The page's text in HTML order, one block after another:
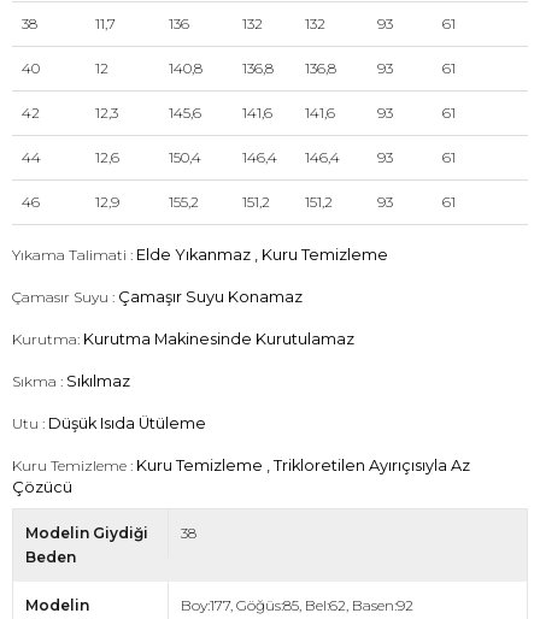
38 11,7 136 132 132 93 61
40 12 140,8 136,8 136,8 93 61
42 12,3 145,6 141,6 141,6 93 61
44 12,6 150,4 146,4 146,4 93 61
46 12,9 155,2 151,2 151,2 93 61
Yıkama Talimati : Elde Yıkanmaz , Kuru Temizleme
Çamasır Suyu : Çamaşır Suyu Konamaz
Kurutma: Kurutma Makinesinde Kurutulamaz
Sıkma : Sıkılmaz
Utu : Düşük Isıda Ütüleme
Kuru Temizleme : Kuru Temizleme , Trikloretilen Ayırıçısıyla Az
Çözücü
Modelin Giydiği
Beden
38
Modelin
Boy:177, Göğüs:85, Bel:62, Basen:92